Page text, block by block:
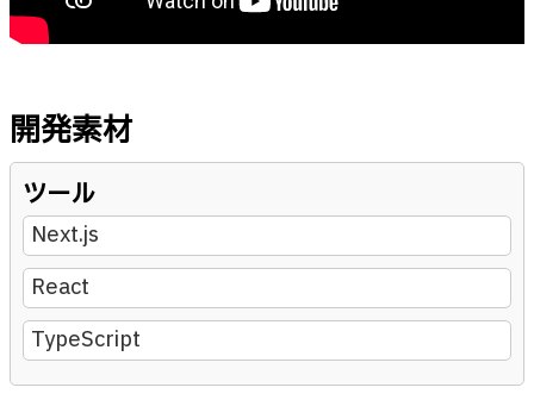
開発素材
ツール
Next.js
React
TypeScript